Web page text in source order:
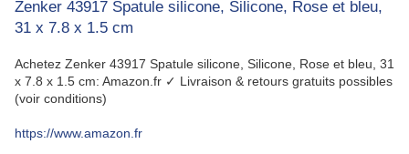
Zenker 43917 Spatule silicone, Silicone, Rose et bleu,
31 x 7.8 x 1.5 cm
Achetez Zenker 43917 Spatule silicone, Silicone, Rose et bleu, 31
x 7.8 x 1.5 cm: Amazon.fr ✓ Livraison & retours gratuits possibles
(voir conditions)
https://www.amazon.fr